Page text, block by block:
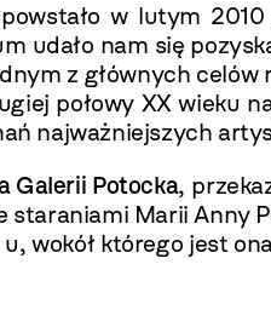
w lutym
udało nam się
z głównych
połowy XX wieku
najważniejszych
Galerii Potocka,
staraniami Marii
wokół którego jest